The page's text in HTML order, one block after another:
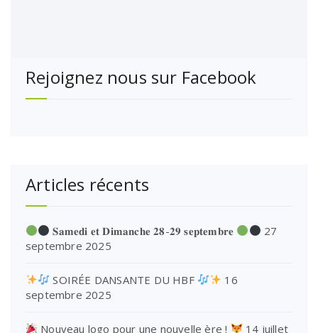
Rejoignez nous sur Facebook
Articles récents
𝐒𝐚𝐦𝐞𝐝𝐢 𝐞𝐭 𝐃𝐢𝐦𝐚𝐧𝐜𝐡𝐞 𝟐𝟖-𝟐𝟗 𝐬𝐞𝐩𝐭𝐞𝐦𝐛𝐫𝐞
27
septembre 2025
SOIRÉE DANSANTE DU HBF
16
septembre 2025
Nouveau logo pour une nouvelle ère !
14 juillet